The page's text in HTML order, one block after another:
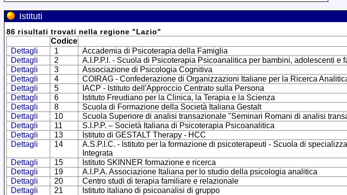
Istituti
86 risultati trovati nella regione "Lazio"
Codice
Dettagli
1
Accademia di Psicoterapia della Famiglia
Dettagli
2
A.I.P.P.I. - Scuola di Psicoterapia Psicoanalitica per bambini, adolescenti e
Dettagli
3
Associazione di Psicologia Cognitiva
Dettagli
4
COIRAG - Confederazione di Organizzazioni Italiane per la Ricerca
Dettagli
5
IACP - Istituto dell'Approccio Centrato sulla Persona
Dettagli
6
Istituto Freudiano per la Clinica, la Terapia e la Scienza
Dettagli
8
Scuola di Formazione della Società Italiana Gestalt
Dettagli
10
Scuola Superiore di analisi transazionale "Seminari Romani di analisi
Dettagli
11
S.I.P.P. – Società Italiana di Psicoterapia Psicoanalitica
Dettagli
13
Istituto di GESTALT Therapy - HCC
Dettagli
14
A.S.P.I.C. - Istituto per la formazione di psicoterapeuti - Scuola di
Integrata
Dettagli
15
Istituto SKINNER formazione e ricerca
Dettagli
19
A.I.P.A. Associazione Italiana per lo studio della psicologia analitica
Dettagli
20
Centro studi di terapia familiare e relazionale
Dettagli
21
Istituto italiano di psicoanalisi di gruppo